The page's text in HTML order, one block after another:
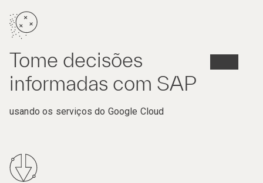
Tome decisões
informadas com SAP
usando os serviços do Google Cloud